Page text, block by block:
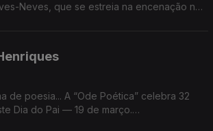
Neves, que se estreia na encenação no
de poesia... A “Ode Poética” celebra 32
Dia do Pai — 19 de março.